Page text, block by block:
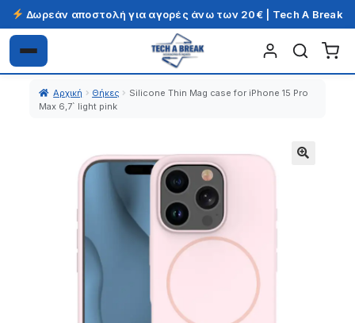
Δωρεάν αποστολή για αγορές άνω των 20€ | Tech A Break
Απευθείας
μετάβαση
Μετάβαση
σε
περιεχόμενο
Αρχική Θήκες
Silicone Thin Mag case for iPhone 15 Pro
Max 6,7` light pink